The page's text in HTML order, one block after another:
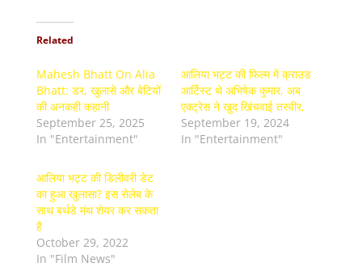
Related
Mahesh Bhatt On Alia
Bhatt: डर, खुलासे और बेटियों
की अनकही कहानी
September 25, 2025
In "Entertainment"
आलिया भट्ट की फिल्म में क्राउड
आर्टिस्ट थे अभिषेक कुमार, अब
एक्ट्रेस ने खुद खिंचवाई तस्वीर,
September 19, 2024
In "Entertainment"
आलिया भट्ट की डिलीवरी डेट
का हुआ खुलासा? इस सेलेब के
साथ बर्थडे मंथ शेयर कर सकता
है
October 29, 2022
In "Film News"